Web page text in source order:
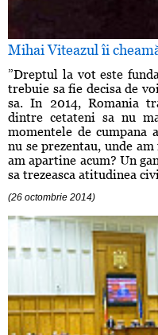
Mihai Viteazul îi
”Dreptul la vot este
trebuie sa fie decisa de
sa. In 2014, Romania
dintre cetateni sa nu
momentele de
nu se prezentau, unde
am apartine acum? Un
sa trezeasca atitudinea
(26 octombrie 2014)